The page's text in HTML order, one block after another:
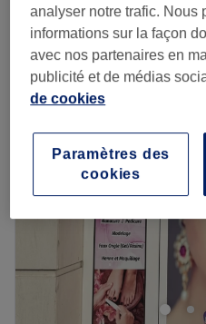
Je veux en savoir plus
Lundi
Mardi
Mercredi
Jeudi
Vendredi
Samedi
Dimanche
Nuad salon de massage
installé à Pontault-
commercial. Poussez les
relaxation riment avec bien-
analyser notre trafic. Nous
informations sur la façon
avec nos partenaires en
publicité et de médias
de cookies
Paramètres des
cookies